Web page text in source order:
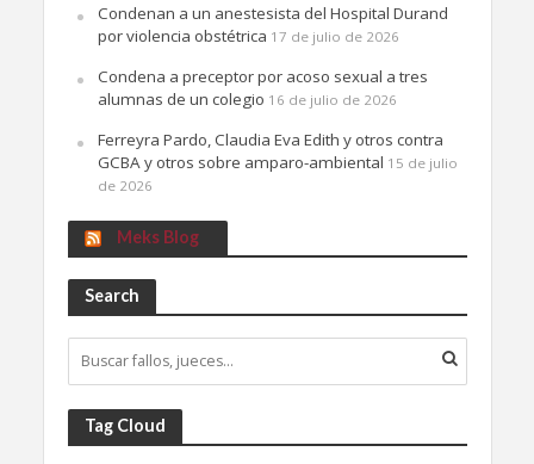
Condenan a un anestesista del Hospital Durand
por violencia obstétrica 17 de julio de 2026
Condena a preceptor por acoso sexual a tres
alumnas de un colegio 16 de julio de 2026
Ferreyra Pardo, Claudia Eva Edith y otros contra
GCBA y otros sobre amparo-ambiental 15 de julio
de 2026
Meks Blog
Search
Tag Cloud